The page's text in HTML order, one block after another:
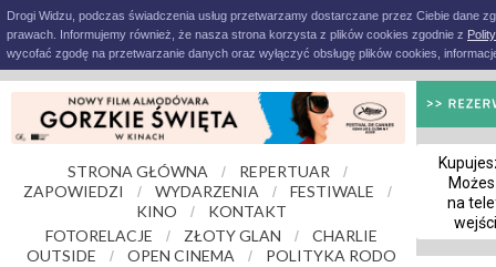
Drogi Widzu, podczas świadczenia usług przetwarzamy dostarczane przez Ciebie dane
prawach. Informujemy również, że nasza strona korzysta z plików cookies zgodnie z
wycofać zgodę na przetwarzanie danych oraz wyłączyć obsługę plików cookies,
STRONA GŁÓWNA / REPERTUAR /
ZAPOWIEDZI / WYDARZENIA / FESTIWALE /
KINO /
KONTAKT
FOTORELACJE
/ ZŁOTY GLAN /
CHARLIE
OUTSIDE
/ OPEN CINEMA / POLITYKA RODO
na